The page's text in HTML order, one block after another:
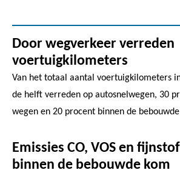
Door wegverkeer verreden
voertuigkilometers
Van het totaal aantal voertuigkilometers
de helft verreden op autosnelwegen, 30
wegen en 20 procent binnen de
Emissies CO, VOS en
binnen de bebouwde kom